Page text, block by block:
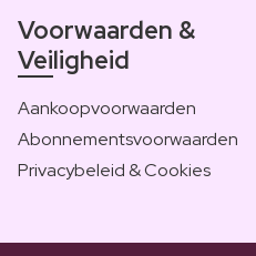
Voorwaarden &
Veiligheid
Aankoopvoorwaarden
Abonnementsvoorwaarden
Privacybeleid & Cookies